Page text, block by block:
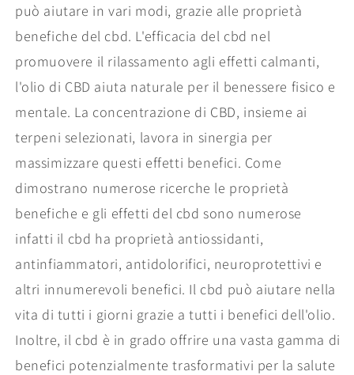
può aiutare in vari modi, grazie alle proprietà
benefiche del cbd. L'efficacia del cbd nel
promuovere il rilassamento agli effetti calmanti,
l'olio di CBD aiuta naturale per il benessere fisico e
mentale. La concentrazione di CBD, insieme ai
terpeni selezionati, lavora in sinergia per
massimizzare questi effetti benefici. Come
dimostrano numerose ricerche le proprietà
benefiche e gli effetti del cbd sono numerose
infatti il cbd ha proprietà antiossidanti,
antinfiammatori, antidolorifici, neuroprotettivi e
altri innumerevoli benefici. Il cbd può aiutare nella
vita di tutti i giorni grazie a tutti i benefici dell'olio.
Inoltre, il cbd è in grado offrire una vasta gamma di
benefici potenzialmente trasformativi per la salute